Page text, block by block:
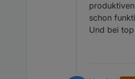
schon
Und bei